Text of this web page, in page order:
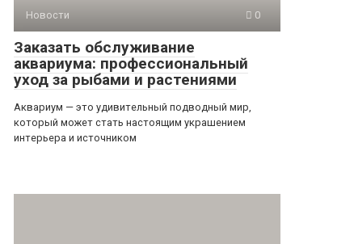
Новости 0
Заказать обслуживание
аквариума: профессиональный
уход за рыбами и растениями
Аквариум — это удивительный подводный мир,
который может стать настоящим украшением
интерьера и источником